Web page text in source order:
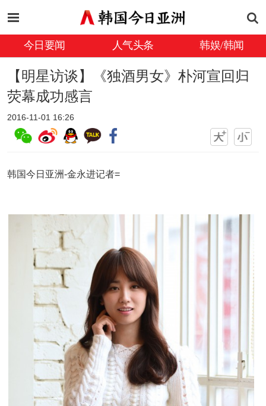
今日要闻 人气头条 韩娱/韩闻
【明星访谈】《独酒男女》朴河宣回归
荧幕成功感言
2016-11-01 16:26
韩国今日亚洲-金永进记者=